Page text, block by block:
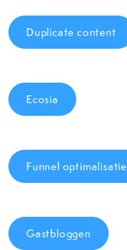
Duplicate content
Ecosia
Funnel optimalisatie
Gastbloggen